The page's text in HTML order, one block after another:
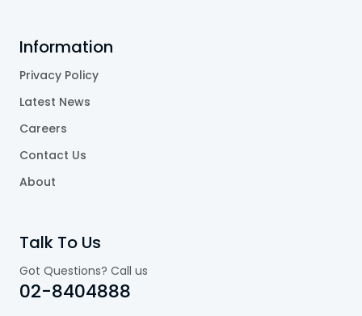
Information
Privacy Policy
Latest News
Careers
Contact Us
About
Talk To Us
Got Questions? Call us
02-8404888